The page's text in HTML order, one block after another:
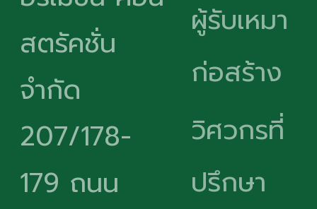
สตรัคชั่น
จำกัด
207/178-
179 ถนน
ผู้รับเหมา
ก่อสร้าง
วิศวกรที่
ปรึกษา